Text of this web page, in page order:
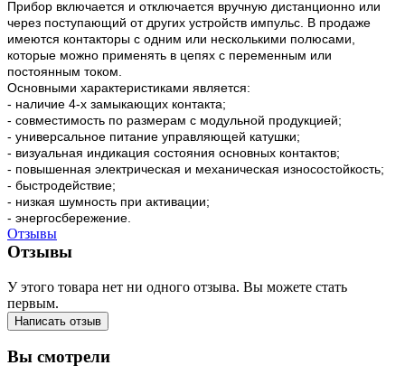
Прибор включается и отключается вручную дистанционно или
через поступающий от других устройств импульс. В продаже
имеются контакторы с одним или несколькими полюсами,
которые можно применять в цепях с переменным или
постоянным током.
Основными характеристиками является:
- наличие 4-х замыкающих контакта;
- совместимость по размерам с модульной продукцией;
- универсальное питание управляющей катушки;
- визуальная индикация состояния основных контактов;
- повышенная электрическая и механическая износостойкость;
- быстродействие;
- низкая шумность при активации;
- энергосбережение.
Отзывы
Отзывы
У этого товара нет ни одного отзыва. Вы можете стать
первым.
Написать отзыв
Вы смотрели